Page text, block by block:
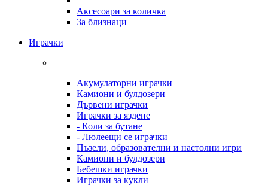
Аксесоари за количка
За близнаци
Играчки
Акумулаторни играчки
Камиони и булдозери
Дървени играчки
Играчки за яздене
- Коли за бутане
- Люлеещи се играчки
Пъзели, образователни и настолни игри
Камиони и булдозери
Бебешки играчки
Играчки за кукли